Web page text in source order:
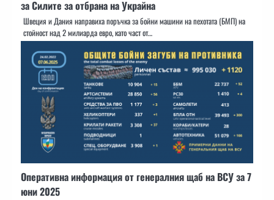
за Силите за отбрана на Украйна
Швеция и Дания направиха поръчка за бойни машини на пехотата (БМП) на
стойност над 2 милиарда евро, като част от…
Оперативна информация от генералния щаб на ВСУ за 7
юни 2025